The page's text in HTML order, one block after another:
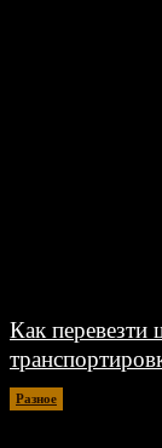
Как
Разное